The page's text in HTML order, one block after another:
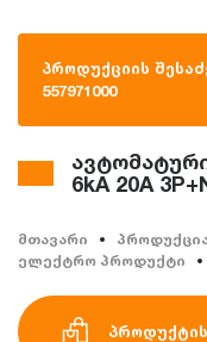
პროდუქციის
557971000
6kA 20A
მთავარი
ელექტრო პროდუქტი